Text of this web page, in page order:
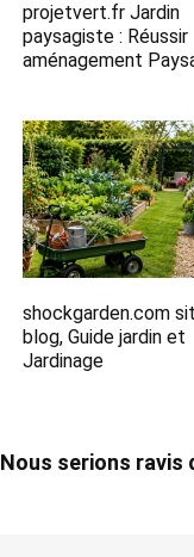
projetvert.fr Jardin​
paysagiste : Réussir
aménagement
shockgarden.com​
blog, Guide jardin et
Jardinage
Nous serions ravis